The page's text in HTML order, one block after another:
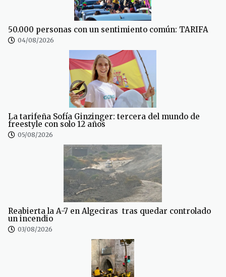
50.000 personas con un sentimiento común: TARIFA
04/08/2026
La tarifeña Sofía Ginzinger: tercera del mundo de
freestyle con solo 12 años
05/08/2026
Reabierta la A-7 en Algeciras tras quedar controlado
un incendio
03/08/2026